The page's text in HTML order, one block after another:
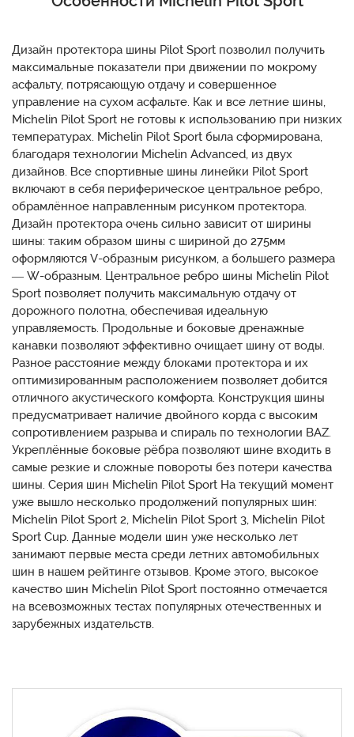
Дизайн протектора шины Pilot Sport позволил получить
максимальные показатели при движении по мокрому
асфальту, потрясающую отдачу и совершенное
управление на сухом асфальте. Как и все летние шины,
Michelin Pilot Sport не готовы к использованию при низких
температурах. Michelin Pilot Sport была сформирована,
благодаря технологии Michelin Advanced, из двух
дизайнов. Все спортивные шины линейки Pilot Sport
включают в себя периферическое центральное ребро,
обрамлённое направленным рисунком протектора.
Дизайн протектора очень сильно зависит от ширины
шины: таким образом шины с шириной до 275мм
оформляются V-образным рисунком, а большего размера
— W-образным. Центральное ребро шины Michelin Pilot
Sport позволяет получить максимальную отдачу от
дорожного полотна, обеспечивая идеальную
управляемость. Продольные и боковые дренажные
канавки позволяют эффективно очищает шину от воды.
Разное расстояние между блоками протектора и их
оптимизированным расположением позволяет добится
отличного акустического комфорта. Конструкция шины
предусматривает наличие двойного корда с высоким
сопротивлением разрыва и спираль по технологии BAZ.
Укреплённые боковые рёбра позволяют шине входить в
самые резкие и сложные повороты без потери качества
шины. Серия шин Michelin Pilot Sport На текущий момент
уже вышло несколько продолжений популярных шин:
Michelin Pilot Sport 2, Michelin Pilot Sport 3, Michelin Pilot
Sport Cup. Данные модели шин уже несколько лет
занимают первые места среди летних автомобильных
шин в нашем рейтинге отзывов. Кроме этого, высокое
качество шин Michelin Pilot Sport постоянно отмечается
на всевозможных тестах популярных отечественных и
зарубежных издательств.